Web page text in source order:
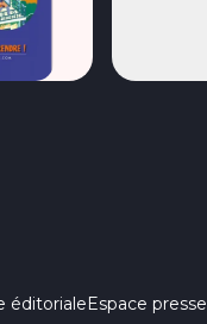
éditorialeEspace presse